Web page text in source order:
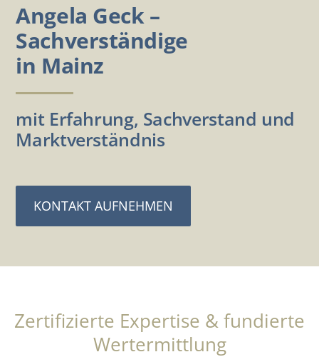
Angela Geck –
Sachverständige
in Mainz
mit Erfahrung, Sachverstand und
Marktverständnis
KONTAKT AUFNEHMEN
Zertifizierte Expertise & fundierte
Wertermittlung